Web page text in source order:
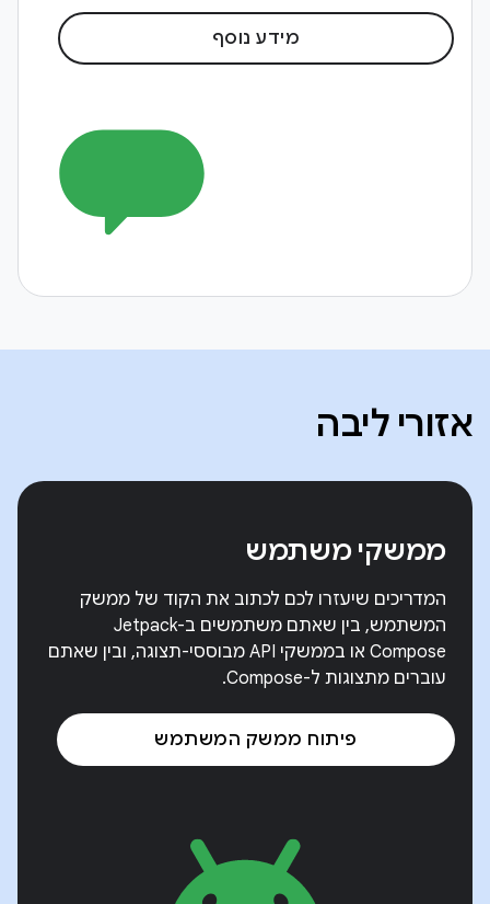
מידע נוסף
אזורי ליבה
ממשקי משתמש
המדריכים שיעזרו לכם לכתוב את הקוד של ממשק
המשתמש, בין שאתם משתמשים ב-Jetpack
Compose או בממשקי API מבוססי-תצוגה, ובין שאתם
עוברים מתצוגות ל-Compose.
פיתוח ממשק המשתמש